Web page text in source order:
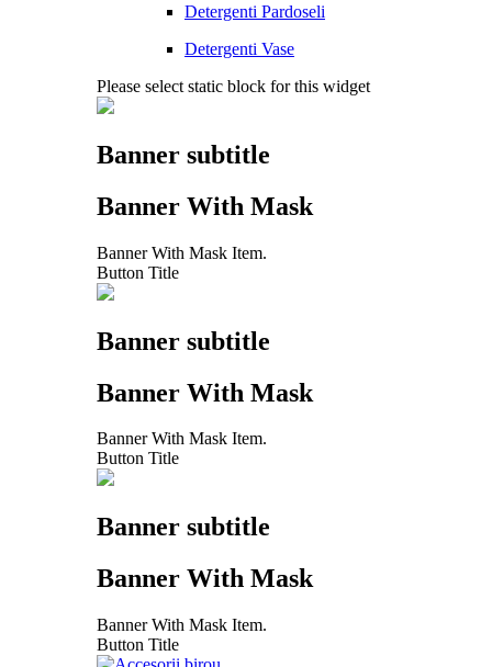
Detergenti Pardoseli
Detergenti Vase
Please select static block for this widget
Banner subtitle
Banner With Mask
Banner With Mask Item.
Button Title
Banner subtitle
Banner With Mask
Banner With Mask Item.
Button Title
Banner subtitle
Banner With Mask
Banner With Mask Item.
Button Title